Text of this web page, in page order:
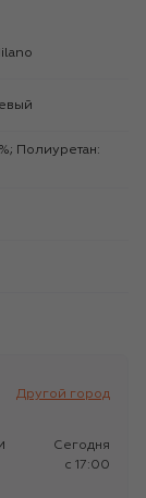
Другой город
Сегодня
c 17:00